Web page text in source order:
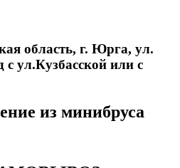
область, г. Юрга, ул.
ул.Кузбасской или с
из минибруса